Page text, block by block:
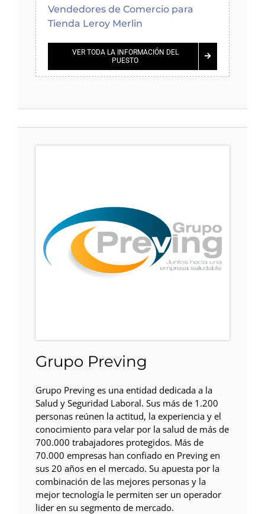
Vendedores de Comercio para
Tienda Leroy Merlin
VER TODA LA INFORMACIÓN DEL
PUESTO
Grupo Preving
Grupo Preving es una entidad dedicada a la
Salud y Seguridad Laboral. Sus más de 1.200
personas reúnen la actitud, la experiencia y el
conocimiento para velar por la salud de más de
700.000 trabajadores protegidos. Más de
70.000 empresas han confiado en Preving en
sus 20 años en el mercado. Su apuesta por la
combinación de las mejores personas y la
mejor tecnología le permiten ser un operador
lider en su segmento de mercado.